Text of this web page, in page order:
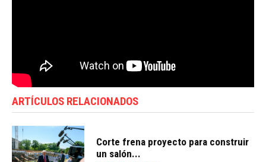
ARTÍCULOS RELACIONADOS
Corte frena proyecto para construir
un salón...